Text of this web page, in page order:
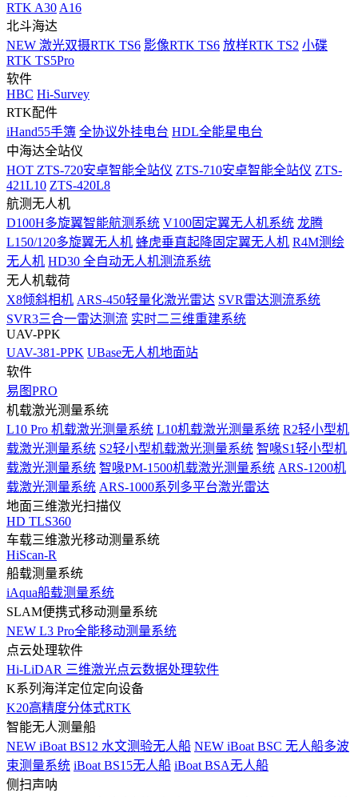
RTK A30 A16
北斗海达
NEW 激光双摄RTK TS6 影像RTK TS6 放样RTK TS2 小碟
RTK TS5Pro
软件
HBC Hi-Survey
RTK配件
iHand55手簿 全协议外挂电台 HDL全能星电台
中海达全站仪
HOT ZTS-720安卓智能全站仪 ZTS-710安卓智能全站仪 ZTS-
421L10 ZTS-420L8
航测无人机
D100H多旋翼智能航测系统 V100固定翼无人机系统 龙腾
L150/120多旋翼无人机 蜂虎垂直起降固定翼无人机 R4M测绘
无人机 HD30 全自动无人机测流系统
无人机载荷
X8倾斜相机 ARS-450轻量化激光雷达 SVR雷达测流系统
SVR3三合一雷达测流 实时二三维重建系统
UAV-PPK
UAV-381-PPK UBase无人机地面站
软件
易图PRO
机载激光测量系统
L10 Pro 机载激光测量系统 L10机载激光测量系统 R2轻小型机
载激光测量系统 S2轻小型机载激光测量系统 智喙S1轻小型机
载激光测量系统 智喙PM-1500机载激光测量系统 ARS-1200机
载激光测量系统 ARS-1000系列多平台激光雷达
地面三维激光扫描仪
HD TLS360
车载三维激光移动测量系统
HiScan-R
船载测量系统
iAqua船载测量系统
SLAM便携式移动测量系统
NEW L3 Pro全能移动测量系统
点云处理软件
Hi-LiDAR 三维激光点云数据处理软件
K系列海洋定位定向设备
K20高精度分体式RTK
智能无人测量船
NEW iBoat BS12 水文测验无人船 NEW iBoat BSC 无人船多波
束测量系统 iBoat BS15无人船 iBoat BSA无人船
侧扫声呐